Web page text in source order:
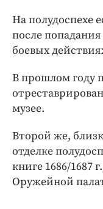
На полудоспехе
после
боевых
В прошлом году
музее.
Второй же,
отделке
книге 1686/1687
Оружейной